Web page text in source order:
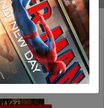
(YOU, ME &